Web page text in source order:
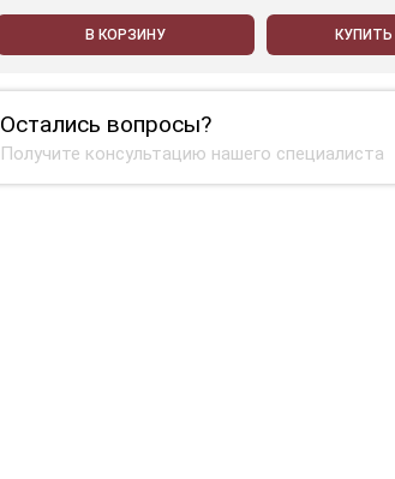
В КОРЗИНУ КУПИТЬ
Остались вопросы?
Получите консультацию нашего специалиста